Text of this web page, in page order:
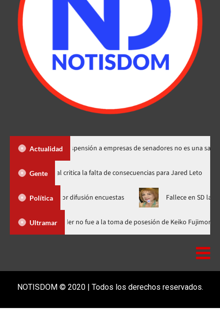
Actualidad
dice suspensión a empresas de senadores no es una sanción
Gente
Directora de documental critica la falta de consecuencias para
Política
Media por difusión encuestas Fallece en SD la abogada
Ultramar Luis Abinader no fue a la toma de posesión de
NOTISDOM © 2020 | Todos los derechos reservados.